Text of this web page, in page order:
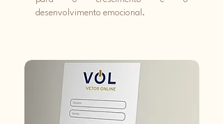
desenvolvimento emocional.